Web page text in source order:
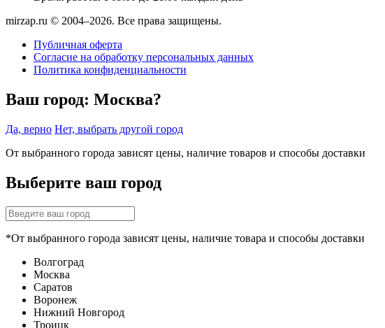
mirzap.ru © 2004–2026. Все права защищены.
Публичная оферта
Согласие на обработку персональных данных
Политика конфиденциальности
Ваш город: Москва?
Да, верно Нет, выбрать другой город
От выбранного города зависят цены, наличие товаров и способы доставки
Выберите ваш город
*От выбранного города зависят цены, наличие товара и способы доставки
Волгоград
Москва
Саратов
Воронеж
Нижний Новгород
Троицк